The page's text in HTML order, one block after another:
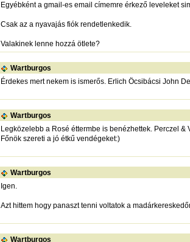
Egyébként a gmail-es email címemre érkező leveleket
Csak az a nyavajás fiók rendetlenkedik.
Valakinek lenne hozzá ötlete?
Wartburgos
Érdekes mert nekem is ismerős. Erlich Öcsibácsi John
Wartburgos
Legközelebb a Rosé éttermbe is benézhettek. Perczel &
Főnök szereti a jó étkű vendégeket:)
Wartburgos
Igen.
Azt hittem hogy panaszt tenni voltatok a
Wartburgos